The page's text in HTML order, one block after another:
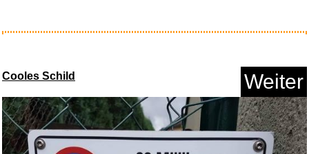
Anzeige
Cooles Schild Weiter